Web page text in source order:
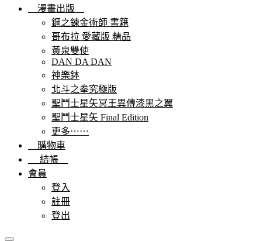
漫畫出版
鋼之鍊金術師 書籍
哥布拉 愛藏版 精品
黃泉雙使
DAN DA DAN
神樂鉢
北斗之拳究極版
聖鬥士星矢冥王異傳漆黑之翼
聖鬥士星矢 Final Edition
更多⋯⋯
購物車
結帳
會員
登入
註冊
登出